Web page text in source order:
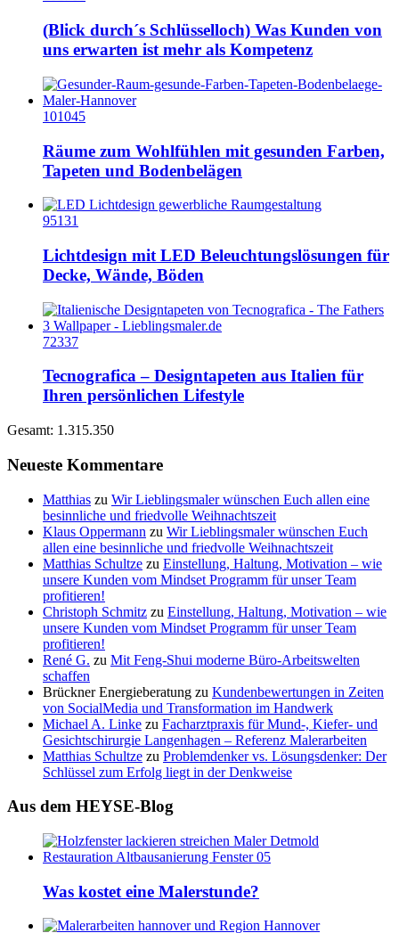
(Blick durch´s Schlüsselloch) Was Kunden von
uns erwarten ist mehr als Kompetenz
101045
Räume zum Wohlfühlen mit gesunden Farben,
Tapeten und Bodenbelägen
95131
Lichtdesign mit LED Beleuchtungslösungen für
Decke, Wände, Böden
72337
Tecnografica – Designtapeten aus Italien für
Ihren persönlichen Lifestyle
Gesamt: 1.315.350
Neueste Kommentare
Matthias zu Wir Lieblingsmaler wünschen Euch allen eine
besinnliche und friedvolle Weihnachtszeit
Klaus Oppermann zu Wir Lieblingsmaler wünschen Euch
allen eine besinnliche und friedvolle Weihnachtszeit
Matthias Schultze zu Einstellung, Haltung, Motivation – wie
unsere Kunden vom Mindset Programm für unser Team
profitieren!
Christoph Schmitz zu Einstellung, Haltung, Motivation – wie
unsere Kunden vom Mindset Programm für unser Team
profitieren!
René G. zu Mit Feng-Shui moderne Büro-Arbeitswelten
schaffen
Brückner Energieberatung zu Kundenbewertungen in Zeiten
von SocialMedia und Transformation im Handwerk
Michael A. Linke zu Facharztpraxis für Mund-, Kiefer- und
Gesichtschirurgie Langenhagen – Referenz Malerarbeiten
Matthias Schultze zu Problemdenker vs. Lösungsdenker: Der
Schlüssel zum Erfolg liegt in der Denkweise
Aus dem HEYSE-Blog
Was kostet eine Malerstunde?